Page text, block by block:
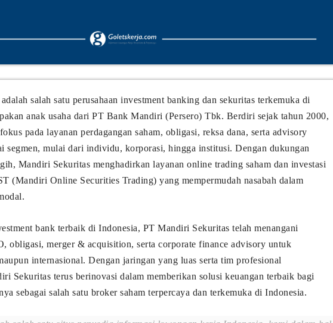
salah satu perusahaan investment banking dan sekuritas terkemuka di
anak usaha dari PT Bank Mandiri (Persero) Tbk. Berdiri sejak tahun 2000,
pada layanan perdagangan saham, obligasi, reksa dana, serta advisory
segmen, mulai dari individu, korporasi, hingga institusi. Dengan dukungan
Mandiri Sekuritas menghadirkan layanan online trading saham dan investasi
(Mandiri Online Securities Trading) yang mempermudah nasabah dalam
bank terbaik di Indonesia, PT Mandiri Sekuritas telah menangani
obligasi, merger & acquisition, serta corporate finance advisory untuk
internasional. Dengan jaringan yang luas serta tim profesional
Sekuritas terus berinovasi dalam memberikan solusi keuangan terbaik bagi
sebagai salah satu broker saham terpercaya dan terkemuka di Indonesia.